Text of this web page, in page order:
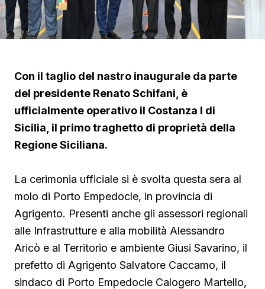
Con il taglio del nastro inaugurale da parte
del presidente Renato Schifani, è
ufficialmente operativo il Costanza I di
Sicilia, il primo traghetto di proprietà della
Regione Siciliana.
La cerimonia ufficiale si è svolta questa sera al
molo di Porto Empedocle, in provincia di
Agrigento. Presenti anche gli assessori regionali
alle Infrastrutture e alla mobilità Alessandro
Aricò e al Territorio e ambiente Giusi Savarino, il
prefetto di Agrigento Salvatore Caccamo, il
sindaco di Porto Empedocle Calogero Martello,